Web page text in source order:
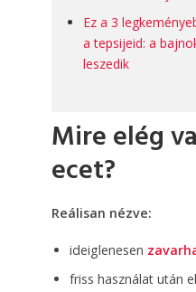
Ez a 3
a tepsijeid: a
leszedik
Mire elég
ecet?
Reálisan nézve:
ideiglenesen
friss használat után